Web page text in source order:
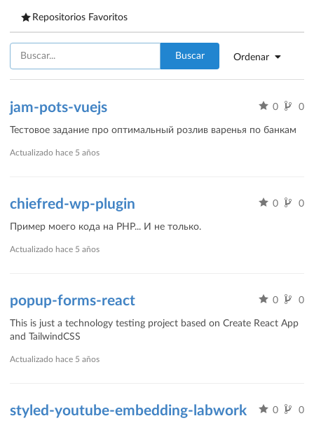
Repositorios Favoritos
Ordenar
Buscar
jam-pots-vuejs 0 0
Тестовое задание про оптимальный розлив варенья по банкам
Actualizado hace 5 años
chiefred-wp-plugin 0 0
Пример моего кода на PHP... И не только.
Actualizado hace 5 años
popup-forms-react 0 0
This is just a technology testing project based on Create React App
and TailwindCSS
Actualizado hace 5 años
styled-youtube-embedding-labwork 0 0